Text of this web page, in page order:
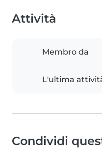
Attività
Membro da
L'ultima
Condividi